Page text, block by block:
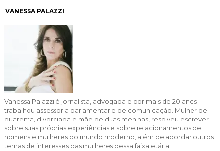
VANESSA PALAZZI
Vanessa Palazzi é jornalista, advogada e por mais de 20 anos
trabalhou assessoria parlamentar e de comunicação. Mulher de
quarenta, divorciada e mãe de duas meninas, resolveu escrever
sobre suas próprias experiências e sobre relacionamentos de
homens e mulheres do mundo moderno, além de abordar outros
temas de interesses das mulheres dessa faixa etária.